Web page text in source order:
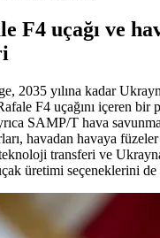
F4 uçağı ve
2035 yılına kadar
F4 uçağını içeren bir
SAMP/T hava
havadan havaya
transferi ve
üretimi seçeneklerini de